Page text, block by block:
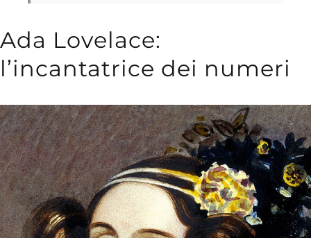
Ada Lovelace:
l’incantatrice dei numeri